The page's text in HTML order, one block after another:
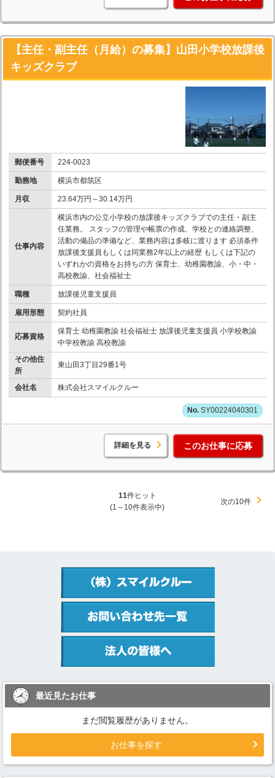
【主任・副主任（月給）の募集】山田小学校放課後
キッズクラブ
郵便番号 224-0023
勤務地 横浜市都筑区
月収 23.64万円～30.14万円
仕事内容
横浜市内の公立小学校の放課後キッズクラブでの主任・副主
任業務。 スタッフの管理や帳票の作成、学校との連絡調整、
活動の備品の準備など、業務内容は多岐に渡ります 必須条件
放課後支援員もしくは同業務2年以上の経歴 もしくは下記の
いずれかの資格をお持ちの方 保育士、幼稚園教諭、小・中・
高校教諭、社会福祉士
職種 放課後児童支援員
雇用形態 契約社員
応募資格
保育士 幼稚園教諭 社会福祉士 放課後児童支援員 小学校教諭
中学校教諭 高校教諭
その他住
所
東山田3丁目29番1号
会社名 株式会社スマイルクルー
SY00224040301
詳細を見る このお仕事に応募
11件ヒット
(1～10件表示中)
次の10件
最近見たお仕事
まだ閲覧履歴がありません。
お仕事を探す